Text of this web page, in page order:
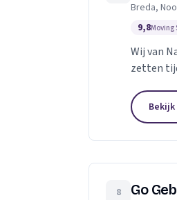
Breda,
9,8Moving
Wij van
zetten
8 Go